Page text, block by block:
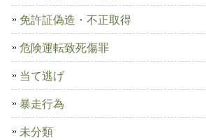
免許証偽造・不正取得
危険運転致死傷罪
当て逃げ
暴走行為
未分類